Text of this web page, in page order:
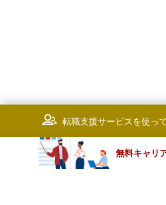
転職支援サービスを使っ
無料キャリ